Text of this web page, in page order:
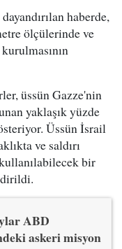
haberde,
ölçülerinde ve
üssün Gazze'nin
yaklaşık yüzde
Üssün İsrail
ve saldırı
bir
ABD
askeri misyon